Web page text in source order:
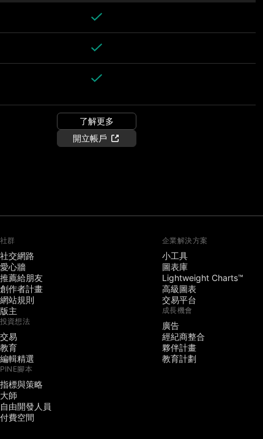
了解更多
開立帳戶
社群
社交網路
愛心牆
推薦給朋友
創作者計畫
網站規則
版主
投資想法
交易
教育
編輯精選
PINE腳本
指標與策略
大師
自由開發人員
付費空間
企業解決方案
小工具
圖表庫
Lightweight Charts™
高級圖表
交易平台
成長機會
廣告
經紀商整合
夥伴計畫
教育計劃